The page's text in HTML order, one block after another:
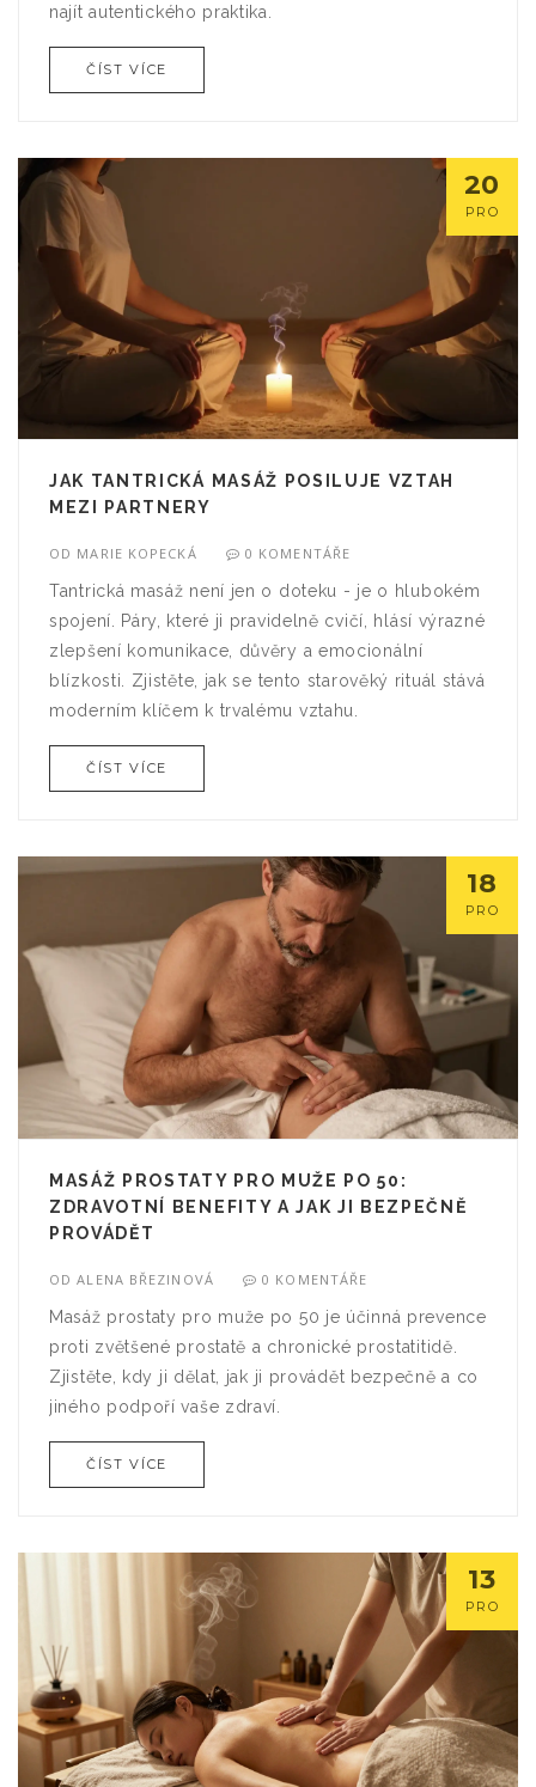
najít autentického praktika.
ČÍST VÍCE
20
PRO
JAK TANTRICKÁ MASÁŽ POSILUJE VZTAH
MEZI PARTNERY
OD MARIE KOPECKÁ 0 KOMENTÁŘE
Tantrická masáž není jen o doteku - je o hlubokém
spojení. Páry, které ji pravidelně cvičí, hlásí výrazné
zlepšení komunikace, důvěry a emocionální
blízkosti. Zjistěte, jak se tento starověký rituál stává
moderním klíčem k trvalému vztahu.
ČÍST VÍCE
18
PRO
MASÁŽ PROSTATY PRO MUŽE PO 50:
ZDRAVOTNÍ BENEFITY A JAK JI BEZPEČNĚ
PROVÁDĚT
ODALENA BŘEZINOVÁ 0 KOMENTÁŘE
Masáž prostaty pro muže po 50 je účinná prevence
proti zvětšené prostatě a chronické prostatitidě.
Zjistěte, kdy ji dělat, jak ji provádět bezpečně a co
jiného podpoří vaše zdraví.
ČÍST VÍCE
13
PRO